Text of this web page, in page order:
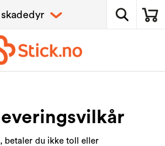
betaler du ikke toll eller